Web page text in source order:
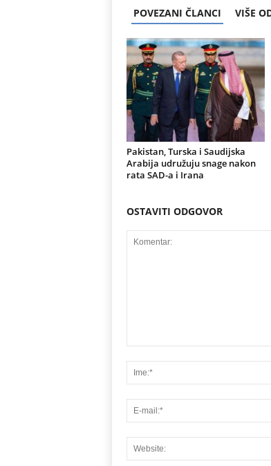
POVEZANI ČLANCI VIŠE
Pakistan, Turska i Saudijska
Arabija udružuju snage nakon
rata SAD-a i Irana
OSTAVITI ODGOVOR